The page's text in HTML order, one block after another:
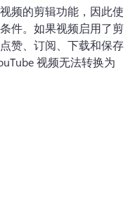
频的剪辑功能，因此使
件。 如果视频启用了剪
赞、订阅、下载和保存
视频无法转换为